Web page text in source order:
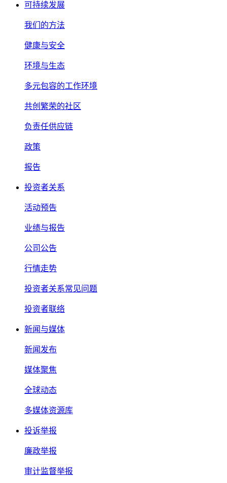
可持续发展
我们的方法
健康与安全
环境与生态
多元包容的工作环境
共创繁荣的社区
负责任供应链
政策
报告
投资者关系
活动预告
业绩与报告
公司公告
行情走势
投资者关系常见问题
投资者联络
新闻与媒体
新闻发布
媒体聚焦
全球动态
多媒体资源库
投诉举报
廉政举报
审计监督举报